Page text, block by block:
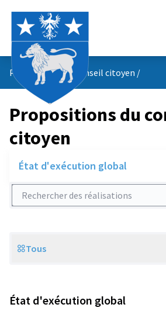
Propositions du conseil citoyen /
Propositions du
citoyen
État d'exécution global
Rechercher des réalisations
Scope
Tous
État d'exécution global